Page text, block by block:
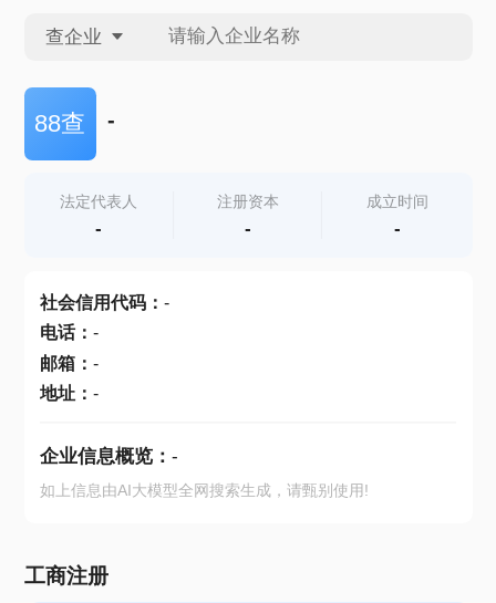
查企业
查企业
查产地
88查 -
法定代表人
-
注册资本
-
成立时间
-
社会信用代码： -
电话： -
邮箱： -
地址： -
企业信息概览： -
如上信息由AI大模型全网搜索生成，请甄别使用!
工商注册